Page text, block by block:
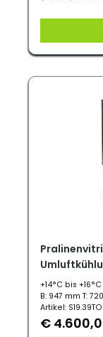
+14°C bis +16°C
B: 947 mm T:
Artikel:
€